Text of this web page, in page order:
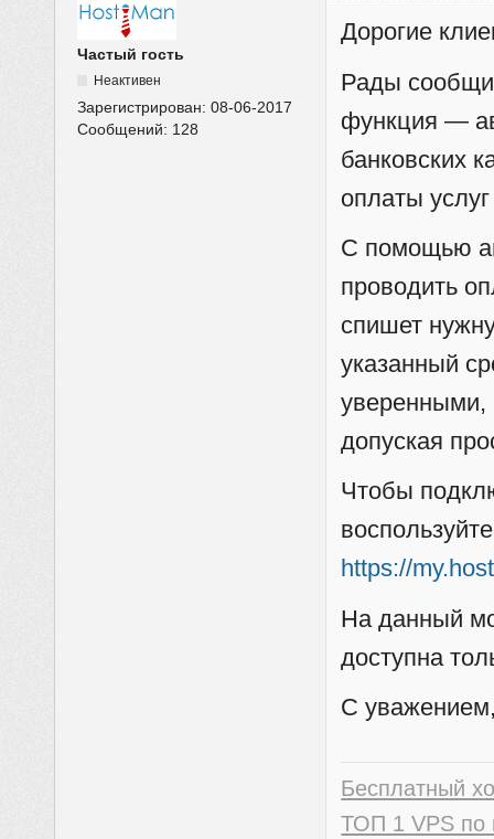
Частый гость
Неактивен
Зарегистрирован:08-06-2017
Сообщений: 128
Дорогие
Рады
функция —
банковских
оплаты
С помощью
проводить
спишет
указанный
уверенными,
допуская
Чтобы
https://
На данный
доступна
С
Бесплатный
ТОП 1 VPS по